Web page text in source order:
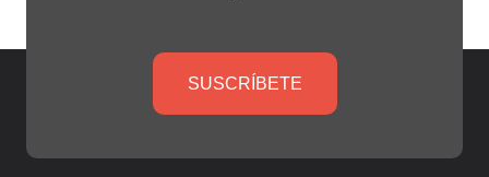
SUSCRÍBETE